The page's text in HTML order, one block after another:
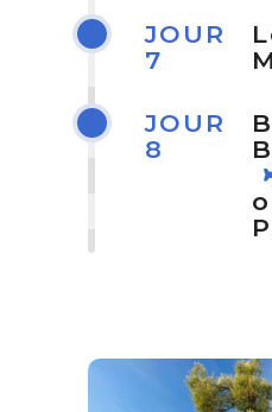
JOUR
7
JOUR
8